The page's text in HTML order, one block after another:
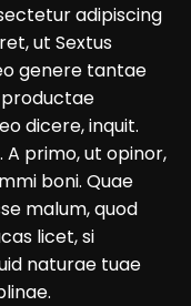
adipiscing
ut Sextus
genere tantae
dicere, inquit.
primo, ut opinor,
boni. Quae
malum, quod
licet, si
naturae tuae